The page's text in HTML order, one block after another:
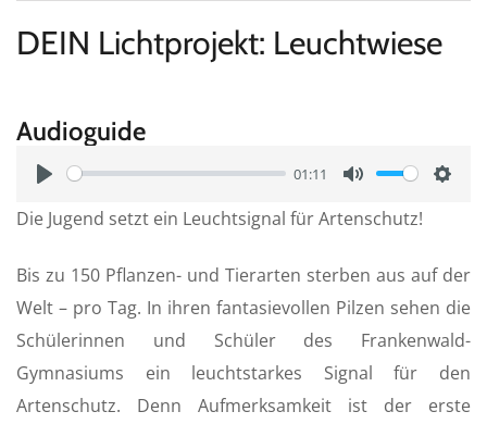
DEIN Lichtprojekt: Leuchtwiese
Audioguide
l
y
01:11
u
e
t
n
g
s
Die Jugend setzt ein Leuchtsignal für Artenschutz!
Bis zu 150 Pflanzen- und Tierarten sterben aus auf der
Welt – pro Tag. In ihren fantasievollen Pilzen sehen die
Schülerinnen und Schüler des Frankenwald-
Gymnasiums ein leuchtstarkes Signal für den
Artenschutz. Denn Aufmerksamkeit ist der erste